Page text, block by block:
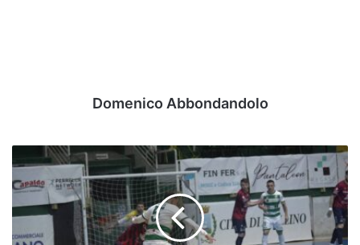
Domenico Abbondandolo
Sandro
Abate
perde
anche
contro